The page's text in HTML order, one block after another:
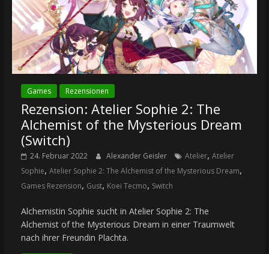
Games Rezensionen
Rezension: Atelier Sophie 2: The
Alchemist of the Mysterious Dream
(Switch)
24. Februar 2022 Alexander Geisler Atelier, Atelier
Sophie, Atelier Sophie 2: The Alchemist of the Mysterious Dream,
Games Rezension, Gust, Koei Tecmo, Switch
Alchemistin Sophie sucht in Atelier Sophie 2: The
Alchemist of the Mysterious Dream in einer Traumwelt
nach ihrer Freundin Plachta.